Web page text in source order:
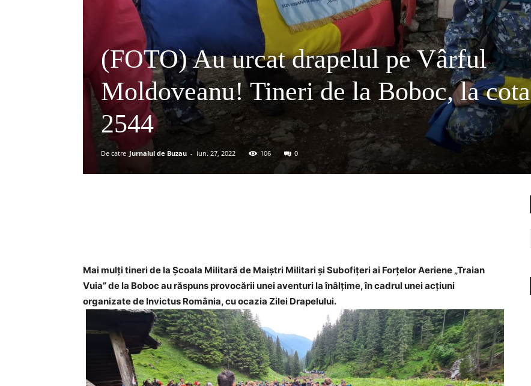
(FOTO) Au urcat drapelul pe Vârful
Moldoveanu! Tineri de la Boboc, la cota
2544
De catre Jurnalul de Buzau - iun. 27, 2022 106 0
Mai mulți tineri de la Școala Militară de Maiștri Militari și Subofițeri ai Forțelor Aeriene „Traian
Vuia” de la Boboc au răspuns provocării unei aventuri la înâlțime, în cadrul unei acțiuni
organizate de Invictus România, cu ocazia Zilei Drapelului.